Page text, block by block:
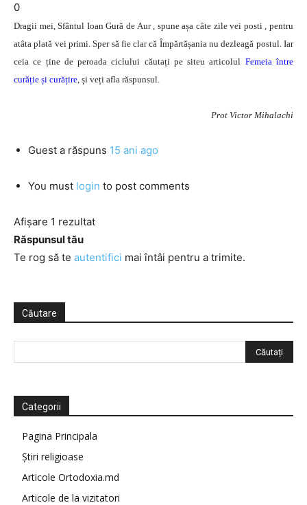
0
Dragii mei, Sfântul Ioan Gură de Aur , spune așa câte zile vei posti , pentru
atâta plată vei primi. Sper să fie clar că Împărtășania nu dezleagă postul. Iar
ceia ce ține de peroada ciclului căutați pe siteu articolul Femeia între
curăție și curățire, și veți afla răspunsul.
Prot Victor Mihalachi
Guest a răspuns 15 ani ago
You must login to post comments
Afișare 1 rezultat
Răspunsul tău
Te rog să te autentifici mai întâi pentru a trimite.
Căutare
Categorii
Pagina Principala
Știri religioase
Articole Ortodoxia.md
Articole de la vizitatori